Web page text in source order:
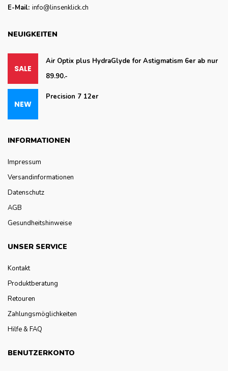
E-Mail: info@linsenklick.ch
NEUIGKEITEN
Air Optix plus HydraGlyde for Astigmatism 6er ab nur
89.90.-
Precision 7 12er
INFORMATIONEN
Impressum
Versandinformationen
Datenschutz
AGB
Gesundheitshinweise
UNSER SERVICE
Kontakt
Produktberatung
Retouren
Zahlungsmöglichkeiten
Hilfe & FAQ
BENUTZERKONTO